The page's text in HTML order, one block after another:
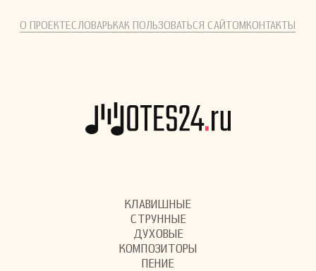
О ПРОЕКТЕСЛОВАРЬКАК ПОЛЬЗОВАТЬСЯ САЙТОМКОНТАКТЫ
КЛАВИШНЫЕ
СТРУННЫЕ
ДУХОВЫЕ
КОМПОЗИТОРЫ
ПЕНИЕ